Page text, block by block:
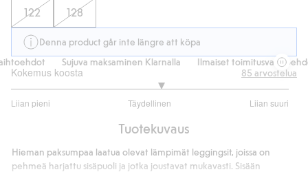
122 128
Denna product går inte längre att köpa
Sujuva maksaminen Klarnalla Ilmaiset
Kokemus koosta
Liian pieni Täydellinen Liian suuri
/
ääneen
85 arvostelua
Tuotekuvaus
Hieman paksumpaa laatua olevat lämpimät leggingsit, joissa on
pehmeä harjattu sisäpuoli ja jotka joustavat mukavasti. Sisään